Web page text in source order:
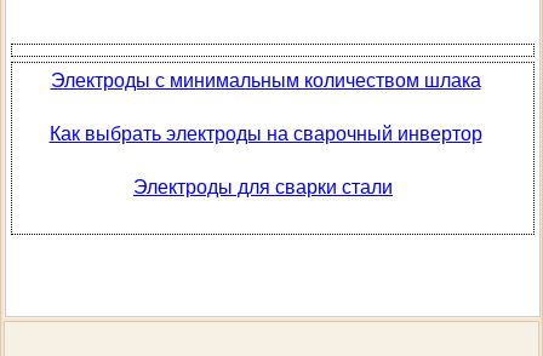
Электроды c минимальным количеством шлака
Как выбрать электроды на сварочный инвертор
Электроды для сварки стали